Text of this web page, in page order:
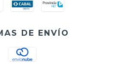
DE ENVÍO